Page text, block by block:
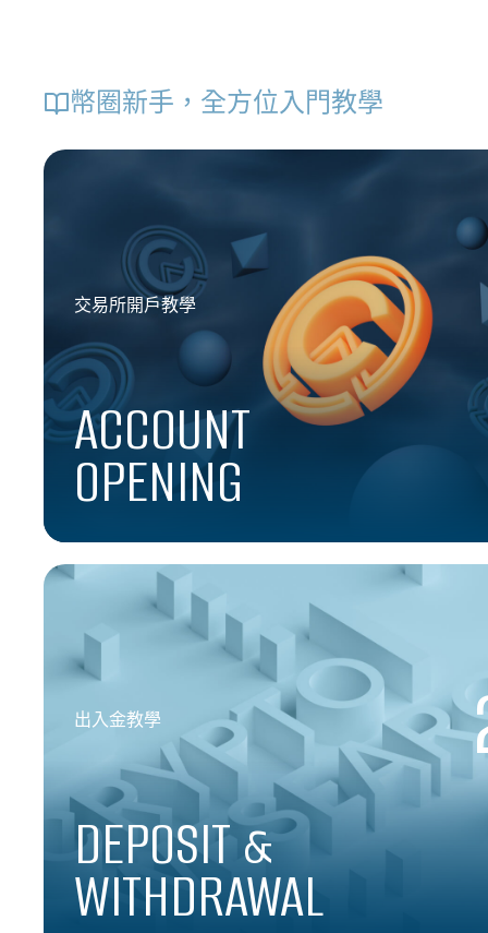
幣圈新手，全方位入門教學
交易所開戶教學
ACCOUNT
OPENING
出入金教學
DEPOSIT &
WITHDRAWAL